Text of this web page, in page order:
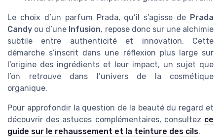
Le choix d’un parfum Prada, qu’il s’agisse de Prada
Candy ou d’une Infusion, repose donc sur une alchimie
subtile entre authenticité et innovation. Cette
démarche s’inscrit dans une réflexion plus large sur
l’origine des ingrédients et leur impact, un sujet que
l’on retrouve dans l’univers de la cosmétique
organique.
Pour approfondir la question de la beauté du regard et
découvrir des astuces complémentaires, consultez ce
guide sur le rehaussement et la teinture des cils.